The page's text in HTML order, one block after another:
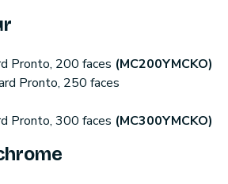
Pronto, 200 faces (MC200YMCKO)
Pronto, 250 faces
Pronto, 300 faces (MC300YMCKO)